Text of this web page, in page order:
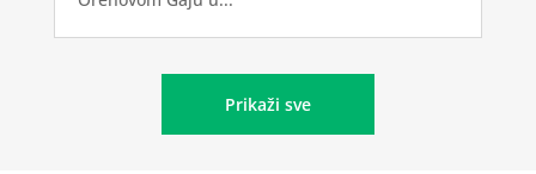
Prikaži sve